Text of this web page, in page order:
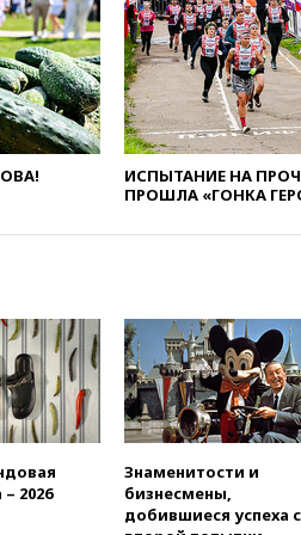
ИСПЫТАНИЕ НА
ПРОШЛА «ГОНКА
2026
Знаменитости и
бизнесмены,
добившиеся успеха